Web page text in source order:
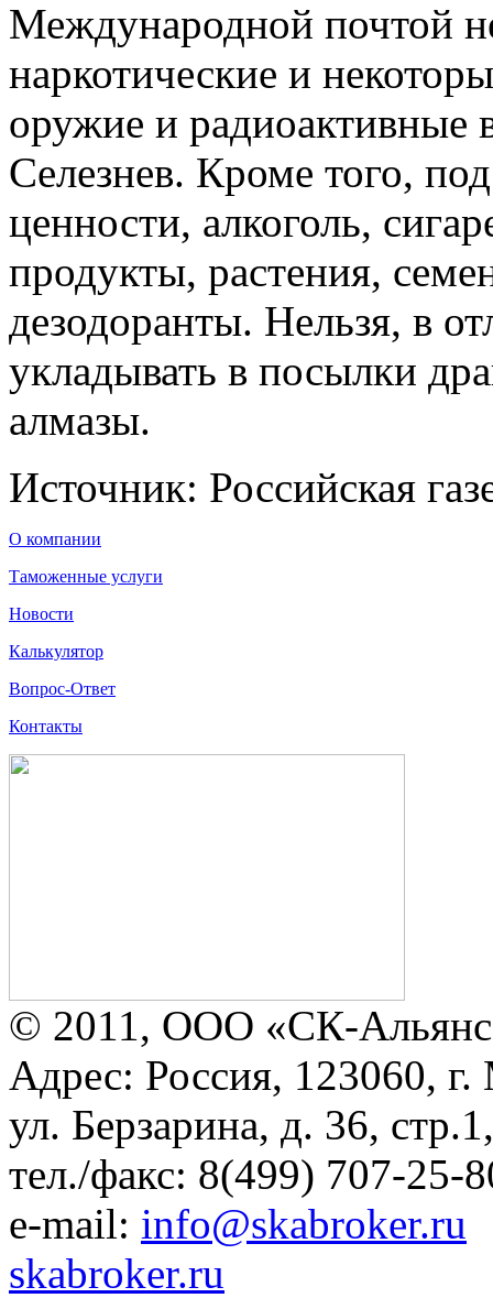
Международной почтой
наркотические и
оружие и радиоактивные
Селезнев. Кроме того,
ценности, алкоголь,
продукты, растения,
дезодоранты. Нельзя, в
укладывать в посылки
алмазы.
Источник: Российская
О компании
Таможенные услуги
Новости
Калькулятор
Вопрос-Ответ
Контакты
© 2011, ООО «СК-
Адрес: Россия, 123060, г.
ул. Берзарина, д. 36,
тел./факс: 8(499) 707-25-
e-mail: info@skabroker.ru
skabroker.ru